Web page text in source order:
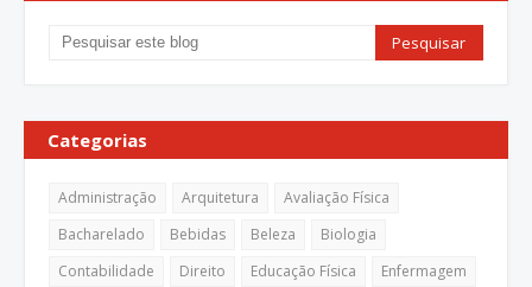
Categorias
Administração Arquitetura
Avaliação Física
Bacharelado
Bebidas Beleza
Biologia
Contabilidade
Direito Educação Física
Enfermagem